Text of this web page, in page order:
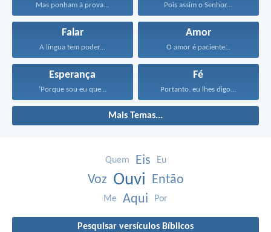
Mas ponham à prova... Pois assim o Senhor...
Falar
A língua tem poder...
Amor
O amor é paciente...
Esperança
‘Porque sou eu que...
Fé
Portanto, eu lhes digo...
Mais Temas...
Quem Eis Eu
Voz Ouvi Então
Me Aqui Por
Pesquisar versículos Bíblicos